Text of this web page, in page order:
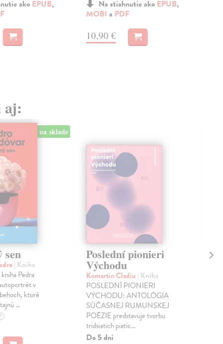
ako EPUB,
Na stiahnutie ako EPUB,
MOBI a PDF
10,90 €
aj:
na sklade
sen
| Kniha
Pedra
v
ktoré
...
Poslední pionieri
Východu
Komartin Cladiu | Kniha
POSLEDNÍ PIONIERI
VÝCHODU: ANTOLÓGIA
SÚČASNEJ RUMUNSKEJ
POÉZIE predstavuje tvorbu
tridsiatich piatic...
Do 5 dní